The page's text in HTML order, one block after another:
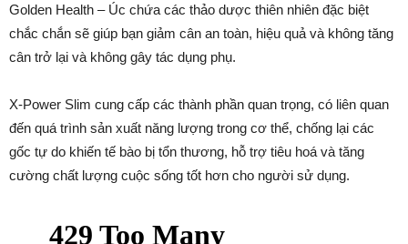
Golden Health – Úc chứa các thảo dược thiên nhiên đặc biệt
chắc chắn sẽ giúp bạn giảm cân an toàn, hiệu quả và không tăng
cân trở lại và không gây tác dụng phụ.
X-Power Slim cung cấp các thành phần quan trọng, có liên quan
đến quá trình sản xuất năng lượng trong cơ thể, chống lại các
gốc tự do khiến tế bào bị tổn thương, hỗ trợ tiêu hoá và tăng
cường chất lượng cuộc sống tốt hơn cho người sử dụng.